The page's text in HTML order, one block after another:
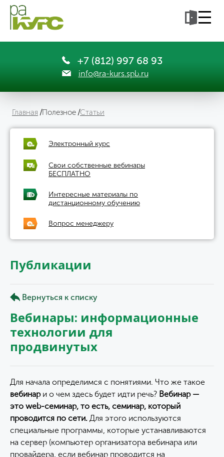
+7 (812) 997 68 93
info@ra-kurs.spb.ru
Главная Полезное Статьи
Электронный курс
Свои собственные вебинары
БЕСПЛАТНО
Интересные материалы по
дистанционному обучению
Вопрос менеджеру
Публикации
Вернуться к списку
Вебинары: информационные
технологии для
продвинутых
Для начала определимся с понятиями. Что же такое
вебинари о чем здесь будет идти речь? Вебинар —
это web-семинар, то есть, семинар, который
проводится по сети. Для этого используются
специальные программы, которые устанавливаются
на сервер (компьютер организатора вебинара или
провайдера, если вебинар проводится на